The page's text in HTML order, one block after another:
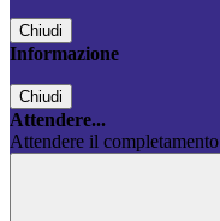
Chiudi
Informazione
Chiudi
Attendere...
Attendere il